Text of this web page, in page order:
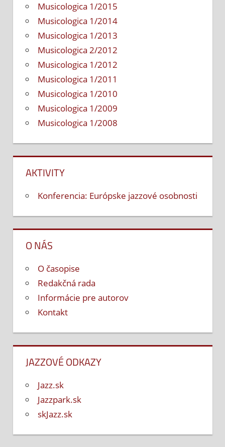
Musicologica 1/2015
Musicologica 1/2014
Musicologica 1/2013
Musicologica 2/2012
Musicologica 1/2012
Musicologica 1/2011
Musicologica 1/2010
Musicologica 1/2009
Musicologica 1/2008
AKTIVITY
Konferencia: Európske jazzové osobnosti
O NÁS
O časopise
Redakčná rada
Informácie pre autorov
Kontakt
JAZZOVÉ ODKAZY
Jazz.sk
Jazzpark.sk
skJazz.sk